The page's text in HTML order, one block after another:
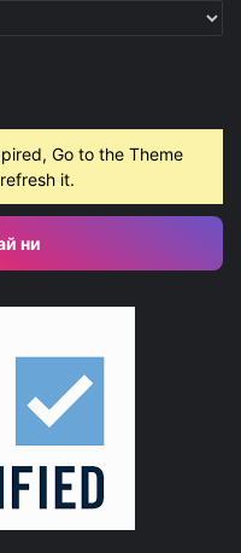
Go to the Theme
it.
ни